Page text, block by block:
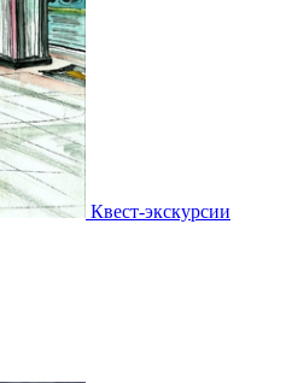
Квест-экскурсии